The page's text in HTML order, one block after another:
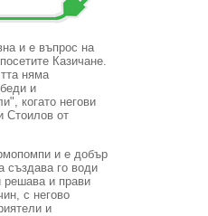
и е въпрос на
Казичане.
няма
и
когато негови
Стоилов от
и е добър
създава го води
решава и прави
с негово
и